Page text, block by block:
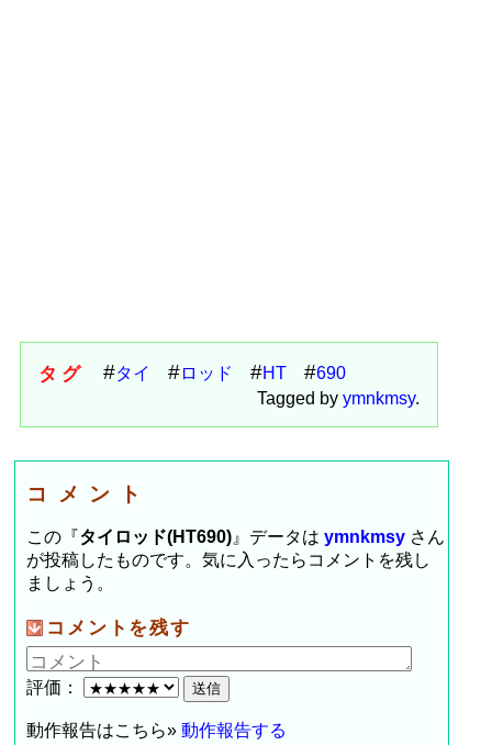
タグ タイ ロッド HT
690
Tagged by ymnkmsy.
コメント
この『タイロッド(HT690) 』データはymnkmsy さん
が投稿したものです。気に入ったらコメントを残し
ましょう。
コメントを残す
評価：
動作報告はこちら»動作報告する